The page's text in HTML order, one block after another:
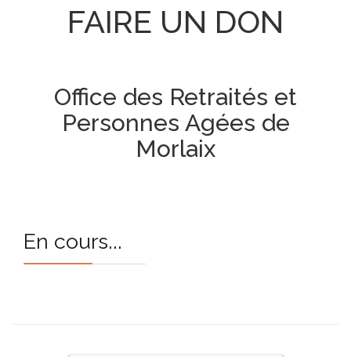
FAIRE UN DON
Office des Retraités et
Personnes Agées de
Morlaix
En cours...